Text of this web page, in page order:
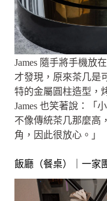
James 隨手將手機放
才發現，原來茶几是
特的金屬圓柱造型，
James 也笑著說：「
不像傳統茶几那麼高
角，因此很放心。」
飯廳（餐桌）｜一家